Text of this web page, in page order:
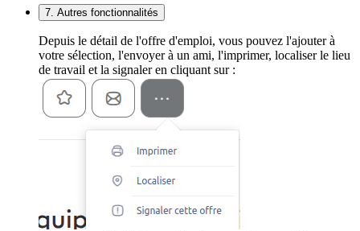
7. Autres fonctionnalités
Depuis le détail de l'offre d'emploi, vous pouvez l'ajouter à
votre sélection, l'envoyer à un ami, l'imprimer, localiser le lieu
de travail et la signaler en cliquant sur :